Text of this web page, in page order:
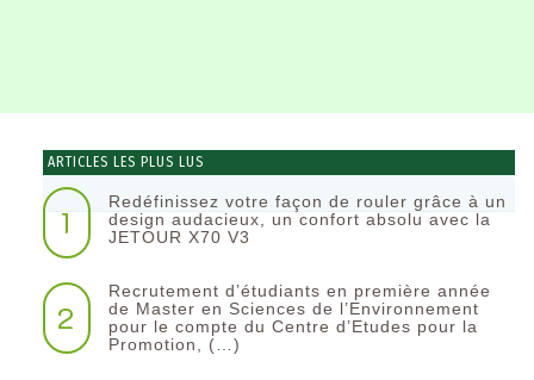
ARTICLES LES PLUS LUS
1
Redéfinissez votre façon de rouler grâce à un
design audacieux, un confort absolu avec la
JETOUR X70 V3
2
Recrutement d’étudiants en première année
de Master en Sciences de l’Environnement
pour le compte du Centre d’Etudes pour la
Promotion, (…)